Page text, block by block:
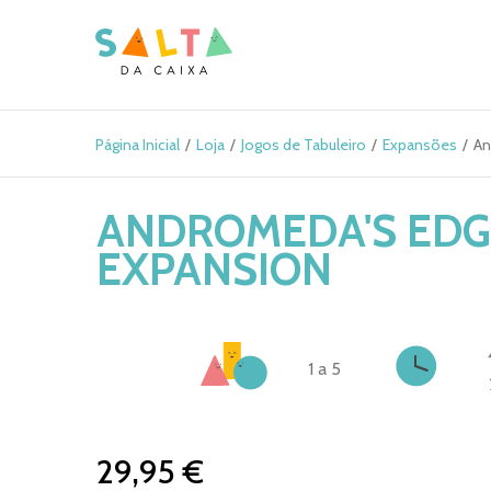
Página Inicial Loja Jogos de Tabuleiro Expansões
ANDROMEDA'S
EXPANSION
1 a 5
29,95 €